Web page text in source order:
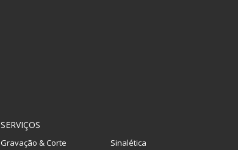
SERVIÇOS
Gravação & Corte
Sinalética